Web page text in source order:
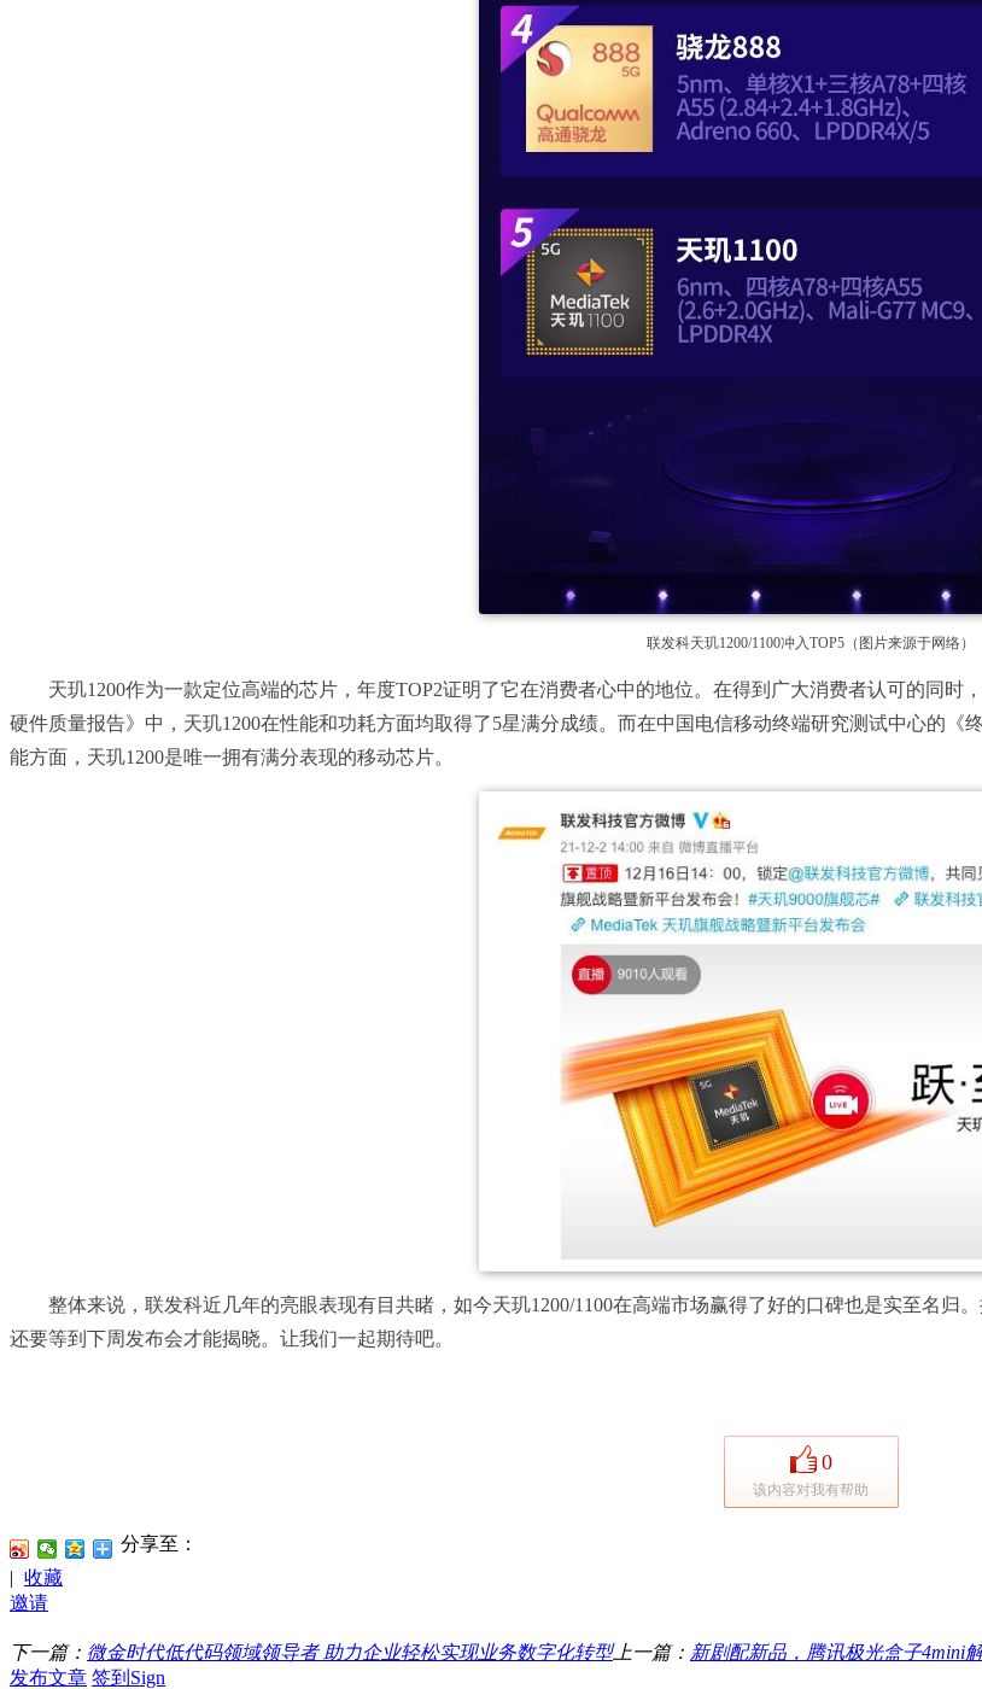
联发科天玑1200/1100冲入TOP5（图片来源于网络）
天玑1200作为一款定位高端的芯片，年度TOP2证明了它在消费者心中的地位。在得到广大消费者认可的同
硬件质量报告》中，天玑1200在性能和功耗方面均取得了5星满分成绩。而在中国电信移动终端研究测试中心的
能方面，天玑1200是唯一拥有满分表现的移动芯片。
整体来说，联发科近几年的亮眼表现有目共睹，如今天玑1200/1100在高端市场赢得了好的口碑也是实至名归
还要等到下周发布会才能揭晓。让我们一起期待吧。
0
该内容对我有帮助
分享至：
| 收藏
邀请
下一篇： 微金时代低代码领域领导者 助力企业轻松实现业务数字化转型上一篇： 新剧配新品，腾讯极光盒子4mini
发布文章 签到Sign